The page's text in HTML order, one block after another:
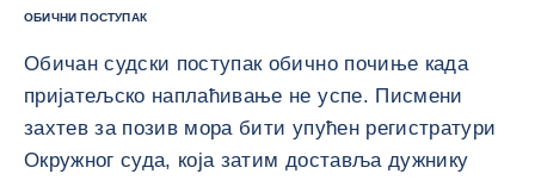
ОБИЧНИ ПОСТУПАК
Обичан судски поступак обично почиње када
пријатељско наплаћивање не успе. Писмени
захтев за позив мора бити упућен регистратури
Окружног суда, која затим доставља дужнику